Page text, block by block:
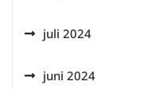
juli 2024
juni 2024